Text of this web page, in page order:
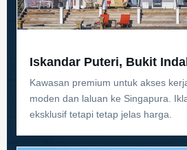
Iskandar Puteri, Bukit
Kawasan premium untuk akses
moden dan laluan ke Singapura.
eksklusif tetapi tetap jelas harga.